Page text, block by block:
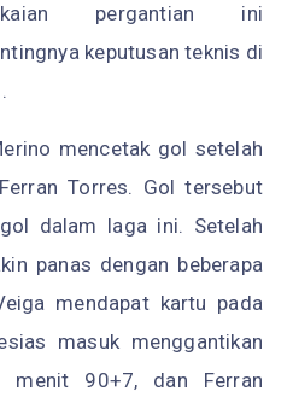
pergantian ini
keputusan teknis di
mencetak gol setelah
Torres. Gol tersebut
dalam laga ini. Setelah
panas dengan beberapa
mendapat kartu pada
masuk menggantikan
menit 90+7, dan Ferran